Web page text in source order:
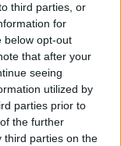
third parties, or
for
below opt-out
that after your
seeing
utilized by
parties prior to
the further
third parties on the
urettmessig
ta kontakt